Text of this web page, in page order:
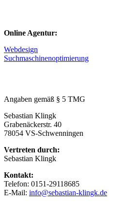
Online Agentur:
Webdesign
Suchmaschinenoptimierung
Angaben gemäß § 5 TMG
Sebastian Klingk
Grabenäckerstr. 40
78054 VS-Schwenningen
Vertreten durch:
Sebastian Klingk
Kontakt:
Telefon: 0151-29118685
E-Mail: info@sebastian-klingk.de